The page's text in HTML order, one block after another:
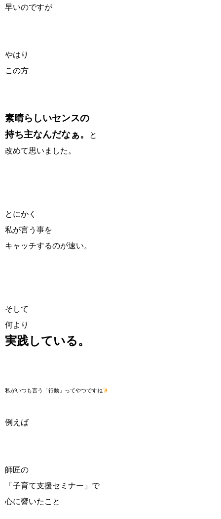
早いのですが
やはり
この方
素晴らしいセンスの
持ち主なんだなぁ。
と
改めて思いました。
とにかく
私が言う事を
キャッチするのが速い。
そして
何より
実践している。
私がいつも言う「行動」ってやつですね
例えば
師匠の
「子育て支援セミナー」で
心に響いたこと